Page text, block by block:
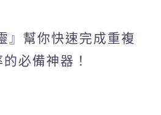
』幫你快速完成重複
必備神器！